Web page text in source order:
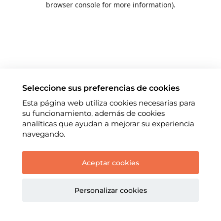
browser console for more information).
Seleccione sus preferencias de cookies
Esta página web utiliza cookies necesarias para
su funcionamiento, además de cookies
analíticas que ayudan a mejorar su experiencia
navegando.
Aceptar cookies
Personalizar cookies